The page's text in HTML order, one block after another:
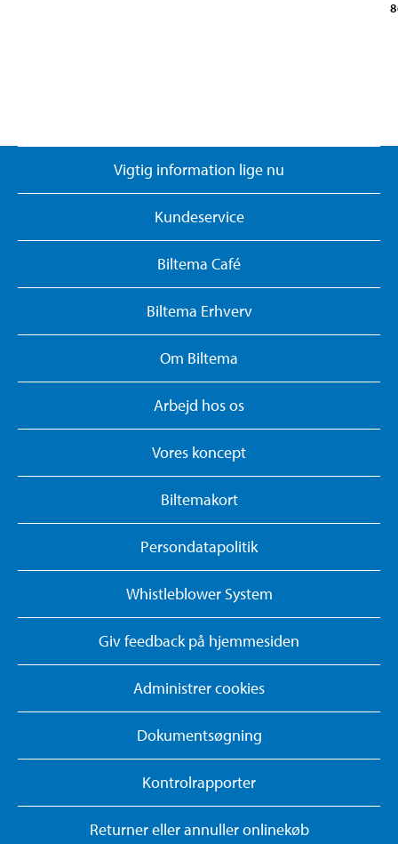
Vigtig information lige nu
Kundeservice
Biltema Café
Biltema Erhverv
Om Biltema
Arbejd hos os
Vores koncept
Biltemakort
Persondatapolitik
Whistleblower System
Giv feedback på hjemmesiden
Administrer cookies
Dokumentsøgning
Kontrolrapporter
Returner eller annuller onlinekøb